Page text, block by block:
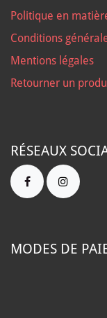
Politique en
Conditions
Mentions légales
Retourner un
RÉSEAUX
MODES DE